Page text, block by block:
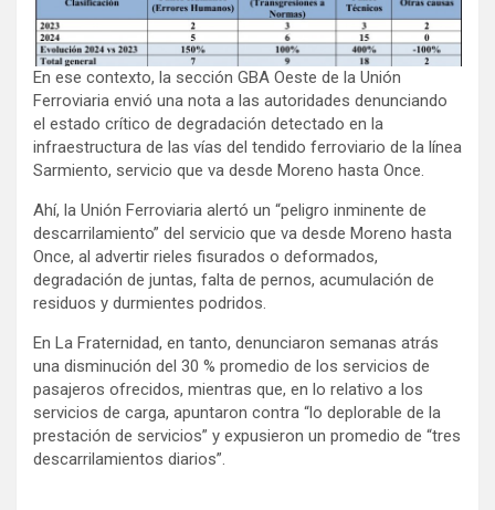
En ese contexto, la sección GBA Oeste de la Unión
Ferroviaria envió una nota a las autoridades denunciando
el estado crítico de degradación detectado en la
infraestructura de las vías del tendido ferroviario de la línea
Sarmiento, servicio que va desde Moreno hasta Once.
Ahí, la Unión Ferroviaria alertó un “peligro inminente de
descarrilamiento” del servicio que va desde Moreno hasta
Once, al advertir rieles fisurados o deformados,
degradación de juntas, falta de pernos, acumulación de
residuos y durmientes podridos.
En La Fraternidad, en tanto, denunciaron semanas atrás
una disminución del 30 % promedio de los servicios de
pasajeros ofrecidos, mientras que, en lo relativo a los
servicios de carga, apuntaron contra “lo deplorable de la
prestación de servicios” y expusieron un promedio de “tres
descarrilamientos diarios”.